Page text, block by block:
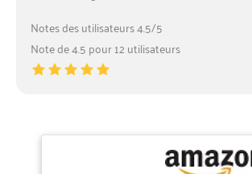
Notes des utilisateurs 4.5/5
Note de 4.5 pour 12 utilisateurs